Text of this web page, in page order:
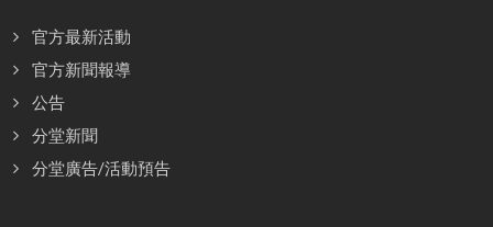
官方最新活動
官方新聞報導
公告
分堂新聞
分堂廣告/活動預告